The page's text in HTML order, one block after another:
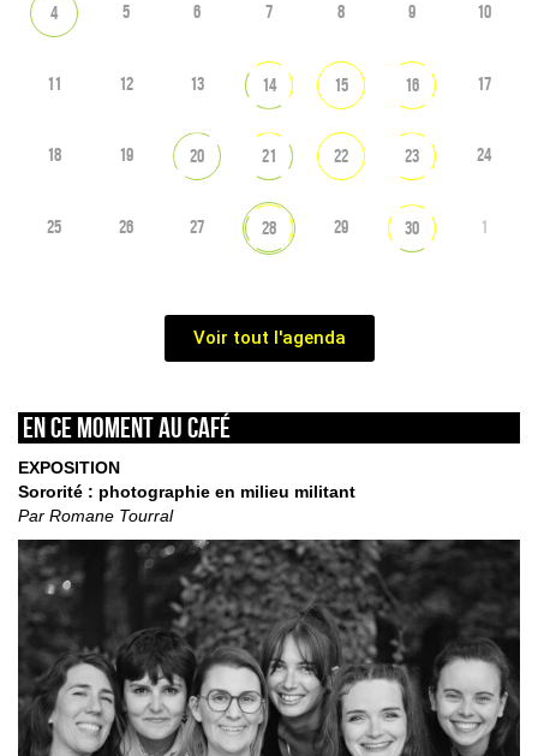
4 5 6 7 8 9 10
11 12 13 14 15 16 17
18 19 20 21 22 23 24
25 26 27 28 29 30 1
Voir tout l'agenda
En ce moment au café
EXPOSITION
Sororité : photographie en milieu militant
Par Romane Tourral